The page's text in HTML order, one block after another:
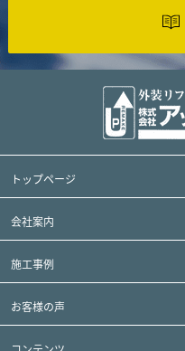
トップページ
会社案内
施工事例
お客様の声